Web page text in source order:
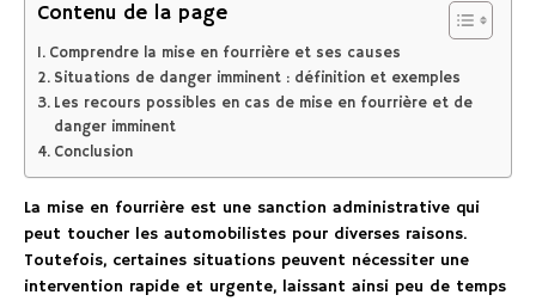
Contenu de la page
Comprendre la mise en fourrière et ses causes
Situations de danger imminent : définition et exemples
Les recours possibles en cas de mise en fourrière et de
danger imminent
Conclusion
La mise en fourrière est une sanction administrative qui
peut toucher les automobilistes pour diverses raisons.
Toutefois, certaines situations peuvent nécessiter une
intervention rapide et urgente, laissant ainsi peu de temps